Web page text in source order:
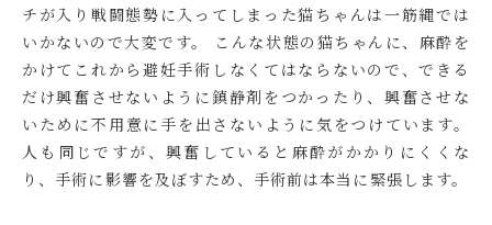
チが入り戦闘態勢に入ってしまった猫ちゃんは一筋縄では
いかないので大変です。 こんな状態の猫ちゃんに、麻酔を
かけてこれから避妊手術しなくてはならないので、できる
だけ興奮させないように鎮静剤をつかったり、興奮させな
いために不用意に手を出さないように気をつけています。
人も同じですが、興奮していると麻酔がかかりにくくな
り、手術に影響を及ぼすため、手術前は本当に緊張します。